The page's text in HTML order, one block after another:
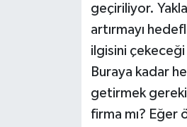
geçiriliyor.
artırmayı
ilgisini
Buraya kadar
getirmek
firma mı? Eğer